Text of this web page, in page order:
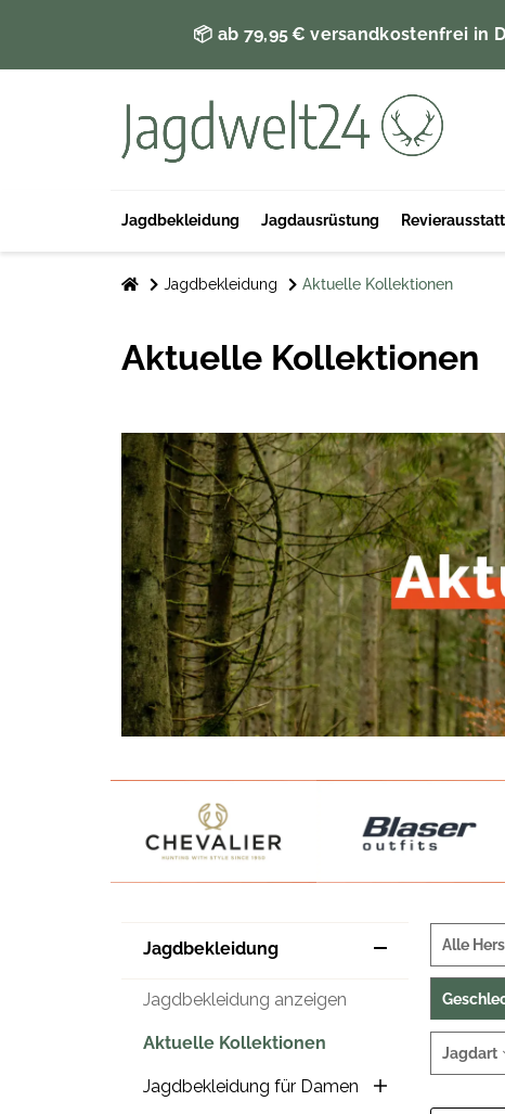
📦 ab 79,95 € versandkostenfrei in
Jagdbekleidung Jagdausrüstung
Jagdbekleidung Aktuelle Kollektionen
Aktuelle Kollektionen
Jagdbekleidung
Jagdbekleidung anzeigen
Aktuelle Kollektionen
Jagdbekleidung für Damen
Alle
Jagdart